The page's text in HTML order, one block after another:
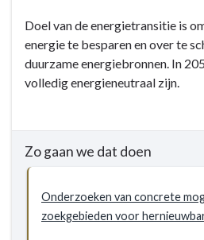
Duurzaamheid
Doelstellingen
naar
navigatie
5.1
Doelstellingen
Doelstelling
Doel van de energietransitie is
energie te besparen en over te
duurzame energiebronnen. In
volledig energieneutraal zijn.
Zo gaan we dat doen
Onderzoeken van concrete
zoekgebieden voor